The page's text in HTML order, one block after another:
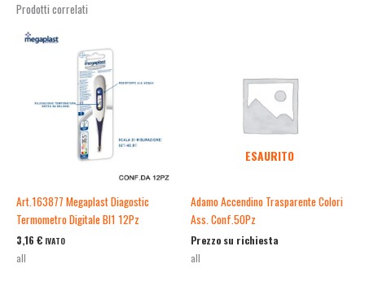
Prodotti correlati
Art.163877 Megaplast Diagostic
Termometro Digitale Bl1 12Pz
3,16 € IVATO
all
ESAURITO
Adamo Accendino Trasparente Colori
Ass. Conf.50Pz
Prezzo su richiesta
all